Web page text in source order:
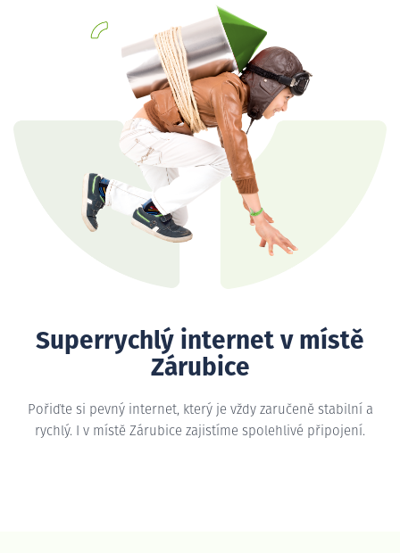
Superrychlý internet v místě
Zárubice
Pořiďte si pevný internet, který je vždy zaručeně stabilní a
rychlý. I v místě Zárubice zajistíme spolehlivé připojení.